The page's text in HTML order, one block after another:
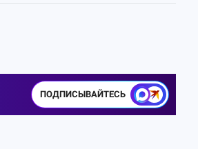
ПОДПИСЫВАЙТЕСЬ